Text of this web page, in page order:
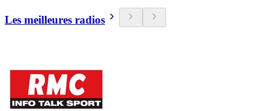
Les meilleures radios